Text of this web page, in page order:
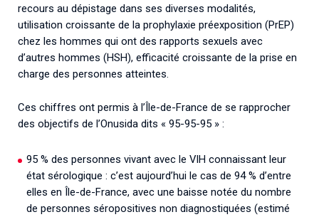
recours au dépistage dans ses diverses modalités,
utilisation croissante de la prophylaxie préexposition (PrEP)
chez les hommes qui ont des rapports sexuels avec
d’autres hommes (HSH), efficacité croissante de la prise en
charge des personnes atteintes.
Ces chiffres ont permis à l’Île-de-France de se rapprocher
des objectifs de l’Onusida dits « 95-95-95 » :
95 % des personnes vivant avec le VIH connaissant leur
état sérologique : c’est aujourd’hui le cas de 94 % d’entre
elles en Île-de-France, avec une baisse notée du nombre
de personnes séropositives non diagnostiquées (estimé